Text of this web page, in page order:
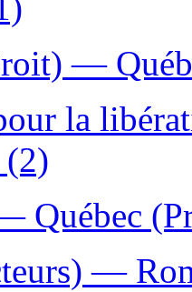
—
la
(2)
Québec
—